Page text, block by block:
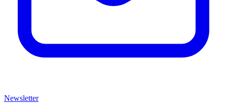
Newsletter